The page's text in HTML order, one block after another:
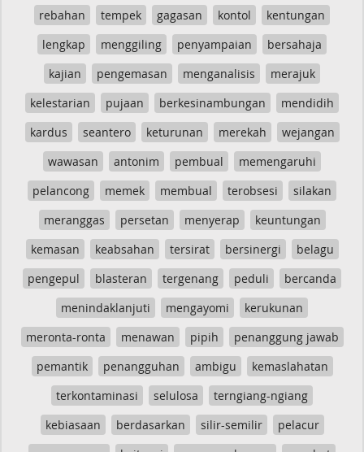
rebahan tempek gagasan kontol
kentungan
lengkap
menggiling penyampaian
bersahaja
kajian
pengemasan menganalisis
merajuk
kelestarian
pujaan berkesinambungan
mendidih
kardus
seantero keturunan merekah
wejangan
wawasan
antonim pembual
memengaruhi
pelancong
memek membual terobsesi
silakan
meranggas
persetan menyerap
keuntungan
kemasan
keabsahan tersirat bersinergi
belagu
pengepul
blasteran tergenang peduli
bercanda
menindaklanjuti
mengayomi
kerukunan
meronta-ronta
menawan pipih
penanggung jawab
pemantik
penangguhan ambigu
kemaslahatan
terkontaminasi
selulosa
terngiang-ngiang
kebiasaan
berdasarkan silir-semilir
pelacur